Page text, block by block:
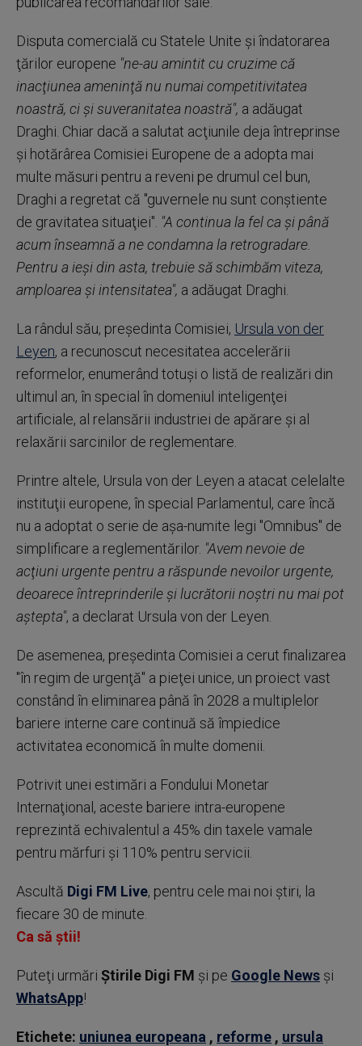
Disputa comercială cu Statele Unite şi îndatorarea
ţărilor europene "ne-au amintit cu cruzime că
inacţiunea ameninţă nu numai competitivitatea
noastră, ci şi suveranitatea noastră", a adăugat
Draghi. Chiar dacă a salutat acţiunile deja întreprinse
şi hotărârea Comisiei Europene de a adopta mai
multe măsuri pentru a reveni pe drumul cel bun,
Draghi a regretat că "guvernele nu sunt conştiente
de gravitatea situaţiei". "A continua la fel ca şi până
acum înseamnă a ne condamna la retrogradare.
Pentru a ieşi din asta, trebuie să schimbăm viteza,
amploarea şi intensitatea", a adăugat Draghi.
La rândul său, preşedinta Comisiei, Ursula von der
Leyen, a recunoscut necesitatea accelerării
reformelor, enumerând totuşi o listă de realizări din
ultimul an, în special în domeniul inteligenţei
artificiale, al relansării industriei de apărare şi al
relaxării sarcinilor de reglementare.
Printre altele, Ursula von der Leyen a atacat celelalte
instituţii europene, în special Parlamentul, care încă
nu a adoptat o serie de aşa-numite legi "Omnibus" de
simplificare a reglementărilor. "Avem nevoie de
acţiuni urgente pentru a răspunde nevoilor urgente,
deoarece întreprinderile şi lucrătorii noştri nu mai pot
aştepta", a declarat Ursula von der Leyen.
De asemenea, preşedinta Comisiei a cerut finalizarea
"în regim de urgenţă" a pieţei unice, un proiect vast
constând în eliminarea până în 2028 a multiplelor
bariere interne care continuă să împiedice
activitatea economică în multe domenii.
Potrivit unei estimări a Fondului Monetar
Internaţional, aceste bariere intra-europene
reprezintă echivalentul a 45% din taxele vamale
pentru mărfuri şi 110% pentru servicii.
Ascultă Digi FM Live, pentru cele mai noi știri, la
fiecare 30 de minute.
Ca să știi!
Puteţi urmări Știrile Digi FM şi pe Google News şi
WhatsApp!
Etichete: uniunea europeana , reforme , ursula